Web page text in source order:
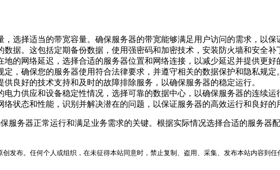
选择适当的带宽容量。确保服务器的带宽能够满足用户访问的需求，以保
据。这包括定期备份数据，使用强密码和加密技术，安装防火墙和安全补
的网络延迟，选择合适的服务器位置和网络连接，以减少延迟并提供更好
，确保您的服务器使用符合法律要求，并遵守相关的数据保护和隐私规定。
良好的技术支持和及时的故障排除服务，以确保服务器的稳定运行。
力供应和设备稳定性情况，选择可靠的数据中心，以确保服务器的连续运
状态和性能，识别并解决潜在的问题，以保证服务器的高效运行和良好的
服务器正常运行和满足业务需求的关键。根据实际情况选择合适的服务器
发布。任何个人或组织，在未征得本站同意时，禁止复制、盗用、采集、发布本站内容到